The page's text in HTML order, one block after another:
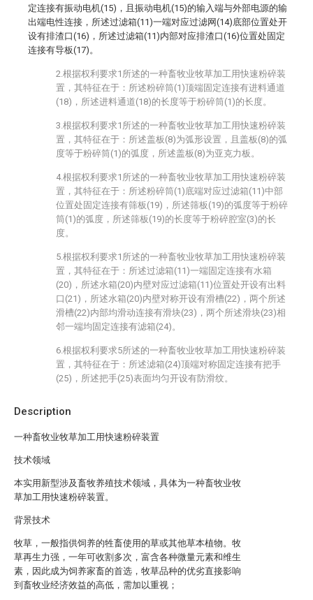
Description
一种畜牧业牧草加工用快速粉碎装置
技术领域
本实用新型涉及畜牧养殖技术领域，具体为一种畜牧业牧
草加工用快速粉碎装置。
背景技术
牧草，一般指供饲养的牲畜使用的草或其他草本植物。牧
草再生力强，一年可收割多次，富含各种微量元素和维生
素，因此成为饲养家畜的首选，牧草品种的优劣直接影响
到畜牧业经济效益的高低，需加以重视；
定连接有振动电机(15)，且振动电机(15)的输入端与外部电源的输
出端电性连接，所述过滤箱(11)一端对应过滤网(14)底部位置处开
设有排渣口(16)，所述过滤箱(11)内部对应排渣口(16)位置处固定
连接有导板(17)。
2.根据权利要求1所述的一种畜牧业牧草加工用快速粉碎装
置，其特征在于：所述粉碎筒(1)顶端固定连接有进料通道
(18)，所述进料通道(18)的长度等于粉碎筒(1)的长度。
3.根据权利要求1所述的一种畜牧业牧草加工用快速粉碎装
置，其特征在于：所述盖板(8)为弧形设置，且盖板(8)的弧
度等于粉碎筒(1)的弧度，所述盖板(8)为亚克力板。
4.根据权利要求1所述的一种畜牧业牧草加工用快速粉碎装
置，其特征在于：所述粉碎筒(1)底端对应过滤箱(11)中部
位置处固定连接有筛板(19)，所述筛板(19)的弧度等于粉碎
筒(1)的弧度，所述筛板(19)的长度等于粉碎腔室(3)的长
度。
5.根据权利要求1所述的一种畜牧业牧草加工用快速粉碎装
置，其特征在于：所述过滤箱(11)一端固定连接有水箱
(20)，所述水箱(20)内壁对应过滤箱(11)位置处开设有出料
口(21)，所述水箱(20)内壁对称开设有滑槽(22)，两个所述
滑槽(22)内部均滑动连接有滑块(23)，两个所述滑块(23)相
邻一端均固定连接有滤箱(24)。
6.根据权利要求5所述的一种畜牧业牧草加工用快速粉碎装
置，其特征在于：所述滤箱(24)顶端对称固定连接有把手
(25)，所述把手(25)表面均匀开设有防滑纹。